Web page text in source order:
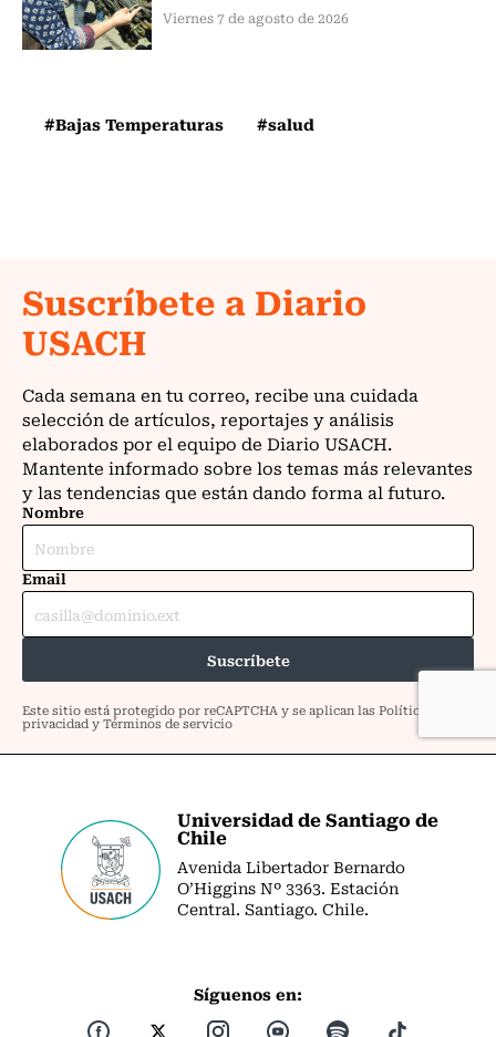
Viernes 7 de agosto de 2026
#Bajas Temperaturas #salud
Universidad de Santiago de
Chile
Avenida Libertador Bernardo
O’Higgins Nº 3363. Estación
Central. Santiago. Chile.
Síguenos en: